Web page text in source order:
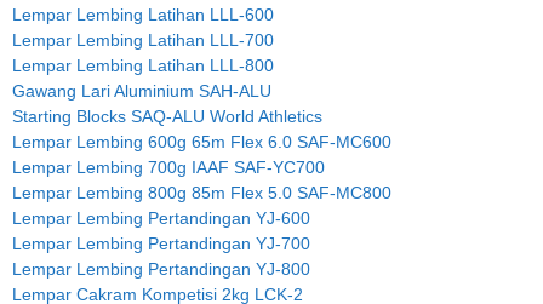
Lempar Lembing Latihan LLL-600
Lempar Lembing Latihan LLL-700
Lempar Lembing Latihan LLL-800
Gawang Lari Aluminium SAH-ALU
Starting Blocks SAQ-ALU World Athletics
Lempar Lembing 600g 65m Flex 6.0 SAF-MC600
Lempar Lembing 700g IAAF SAF-YC700
Lempar Lembing 800g 85m Flex 5.0 SAF-MC800
Lempar Lembing Pertandingan YJ-600
Lempar Lembing Pertandingan YJ-700
Lempar Lembing Pertandingan YJ-800
Lempar Cakram Kompetisi 2kg LCK-2